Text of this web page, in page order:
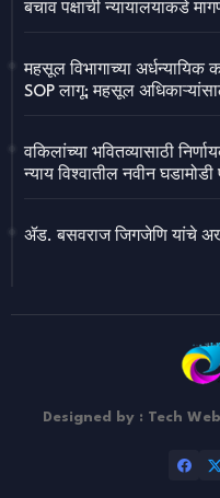
बचाव पक्षाची न्यायालयाकडे
महसूल विभागाच्या
SOP लागू; महसूल
वकिलांच्या भवितव्यासाठी
न्याय विश्वातील नवीन घडामोडी
ॲड. बसवराज जिगजेणि यांचे
Designed by : Tech